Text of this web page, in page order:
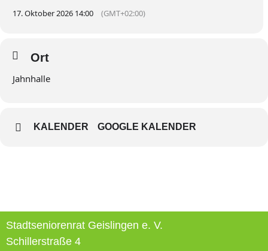
17. Oktober 2026 14:00 (GMT+02:00)
Ort
Jahnhalle
KALENDER GOOGLE KALENDER
Stadtseniorenrat Geislingen e. V.
Schillerstraße 4